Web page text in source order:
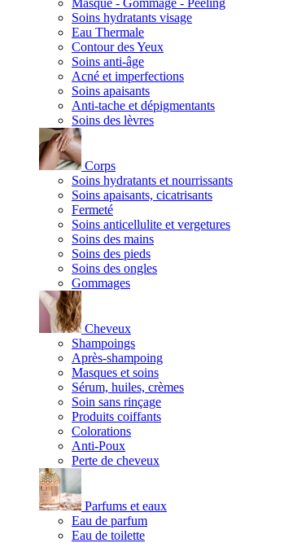
Masque - Gommage - Peeling
Soins hydratants visage
Eau Thermale
Contour des Yeux
Soins anti-âge
Acné et imperfections
Soins apaisants
Anti-tache et dépigmentants
Soins des lèvres
Corps
Soins hydratants et nourrissants
Soins apaisants, cicatrisants
Fermeté
Soins anticellulite et vergetures
Soins des mains
Soins des pieds
Soins des ongles
Gommages
Cheveux
Shampoings
Après-shampoing
Masques et soins
Sérum, huiles, crèmes
Soin sans rinçage
Produits coiffants
Colorations
Anti-Poux
Perte de cheveux
Parfums et eaux
Eau de parfum
Eau de toilette